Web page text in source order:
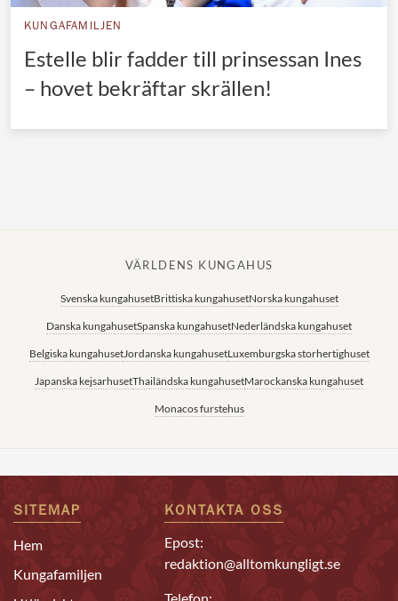
Luxemburgska storhertighuset
Japanska kejsarhuset
Thailändska kungahuset
KUNGAFAMILJEN
Estelle blir fadder till prinsessan Ines
– hovet bekräftar skrällen!
VÄRLDENS KUNGAHUS
Svenska kungahusetBrittiska kungahusetNorska kungahuset
Danska kungahusetSpanska kungahusetNederländska kungahuset
Belgiska kungahusetJordanska kungahusetLuxemburgska storhertighuset
Japanska kejsarhusetThailändska kungahusetMarockanska kungahuset
Monacos furstehus
SITEMAP
Hem
Kungafamiljen
KONTAKTA OSS
Epost:
redaktion@alltomkungligt.se